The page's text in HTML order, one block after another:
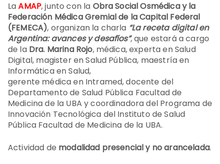
LaAMAP, junto con la Obra Social Osmédica y la
Federación Médica Gremial de la Capital Federal
(FEMECA), organizan la charla “La receta digital en
Argentina: avances y desafíos”, que estará a cargo
de la Dra. Marina Rojo, médica, experta en Salud
Digital, magister en Salud Pública, maestría en
Informática en Salud,
gerente médica en Intramed, docente del
Departamento de Salud Pública Facultad de
Medicina de la UBA y coordinadora del Programa de
Innovación Tecnológica del Instituto de Salud
Pública Facultad de Medicina de la UBA.
Actividad de modalidad presencial y no arancelada.